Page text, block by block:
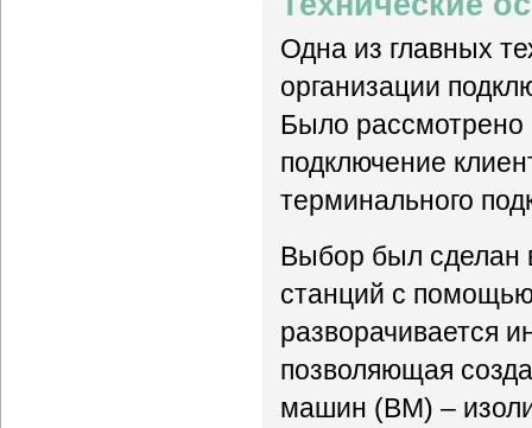
Одна из главных
организации
Было рассмотрено
подключение
терминального
Выбор был сделан
станций с
разворачивается
позволяющая
машин (ВМ) –